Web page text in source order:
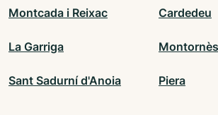
Montcada i Reixac Cardedeu
La Garriga
Sant Sadurní d'Anoia Piera